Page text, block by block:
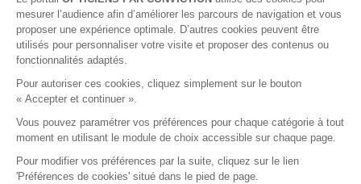
mesurer l’audience afin d’améliorer les parcours de navigation et vous
proposer une expérience optimale. D’autres cookies peuvent être
utilisés pour personnaliser votre visite et proposer des contenus ou
fonctionnalités adaptés.
Pour autoriser ces cookies, cliquez simplement sur le bouton
« Accepter et continuer ».
Vous pouvez paramétrer vos préférences pour chaque catégorie à tout
moment en utilisant le module de choix accessible sur chaque page.
Pour modifier vos préférences par la suite, cliquez sur le lien
'Préférences de cookies' situé dans le pied de page.